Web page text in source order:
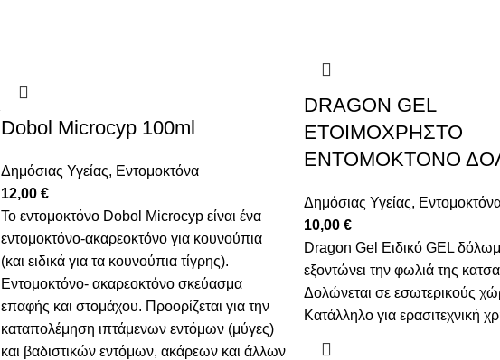
Dobol Microcyp 100ml
Δημόσιας Υγείας, Εντομοκτόνα
12,00 €
Το εντομοκτόνο Dobol Microcyp είναι ένα
εντομοκτόνο-ακαρεοκτόνο για κουνούπια
(και ειδικά για τα κουνούπια τίγρης).
Εντομοκτόνο- ακαρεοκτόνο σκεύασμα
επαφής και στομάχου. Προορίζεται για την
καταπολέμηση ιπτάμενων εντόμων (μύγες)
και βαδιστικών εντόμων, ακάρεων και άλλων
DRAGON GEL
ΕΤΟΙΜΟΧΡΗΣΤΟ
ΕΝΤΟΜΟΚΤΟΝΟ
Δημόσιας Υγείας,
10,00 €
Dragon Gel Ειδικό GEL
εξοντώνει την φωλιά της
Δολώνεται σε εσωτερικούς
Κατάλληλο για ερασιτεχνική